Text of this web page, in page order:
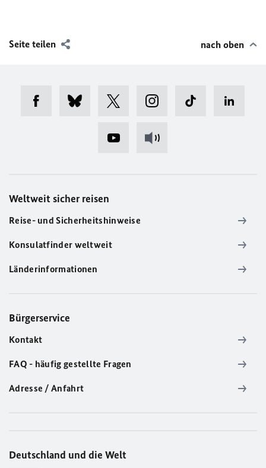
Seite teilen nach oben
Weltweit sicher reisen
Reise- und Sicherheitshinweise
Konsulatfinder weltweit
Länderinformationen
Bürgerservice
Kontakt
FAQ - häufig gestellte Fragen
Adresse / Anfahrt
Deutschland und die Welt